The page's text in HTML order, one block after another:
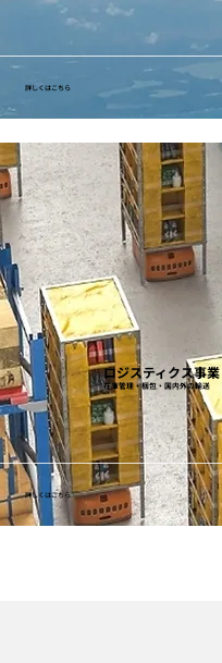
詳しくはこちら
ロジスティクス事業
在庫管理・梱包・国内外の輸送
詳しくはこちら